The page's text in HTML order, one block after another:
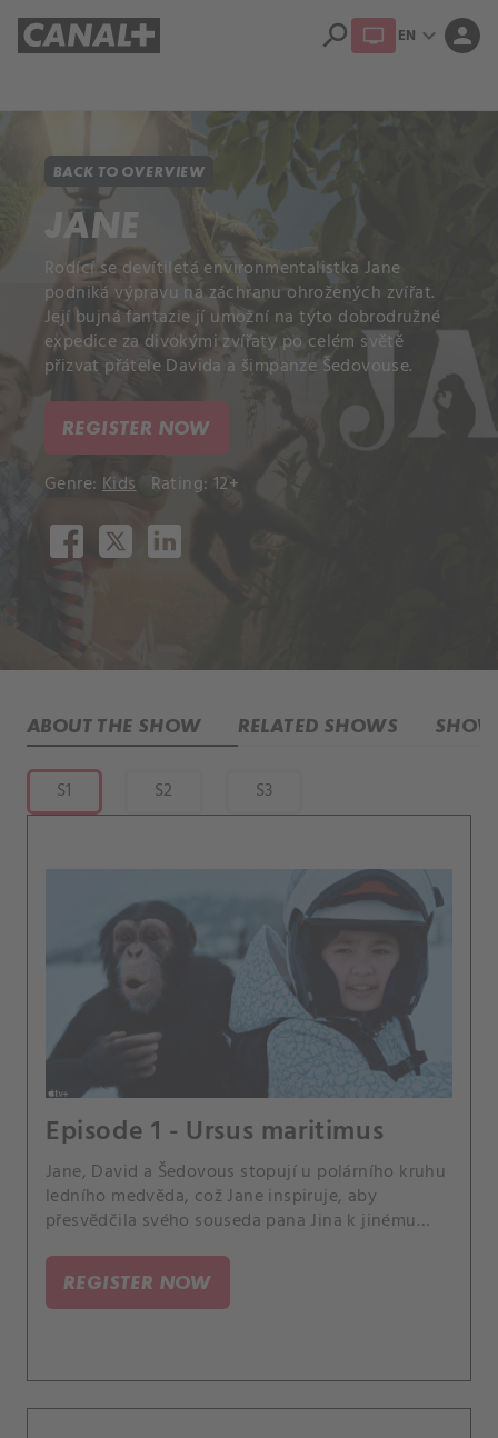
search EN expand_more person
BACK TO OVERVIEW
JANE
Rodící se devítiletá environmentalistka Jane
podniká výpravu na záchranu ohrožených zvířat.
Její bujná fantazie jí umožní na tyto dobrodružné
expedice za divokými zvířaty po celém světě
přizvat přátele Davida a šimpanze Šedovouse.
REGISTER NOW
Genre: Kids Rating: 12+
ABOUT THE SHOW RELATED SHOWS
S1 S2 S3
Episode 1 - Ursus maritimus
Jane, David a Šedovous stopují u polárního kruhu
ledního medvěda, což Jane inspiruje, aby
přesvědčila svého souseda pana Jina k jinému
REGISTER NOW